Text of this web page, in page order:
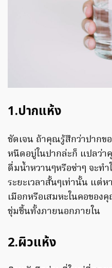
1.ปากแห้ง
ชัดเจน ถ้าคุณรู้สึกว่าปาก
หนืดอบู่ในปากล่ะก็ แปลว่า
ดื่มน้ำหวานๆหรือซ่าๆ จะท
ระยะเวลาสั้นๆเท่านั้น แต่
เมือกหรือเสมหะในคอขอ
ชุ่มชื้นทั้งภายนอกภายใน
2.ผิวแห้ง